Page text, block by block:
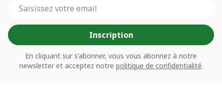
Inscription
En cliquant sur s'abonner, vous vous abonnez à notre
newsletter et acceptez notre politique de confidentialité.